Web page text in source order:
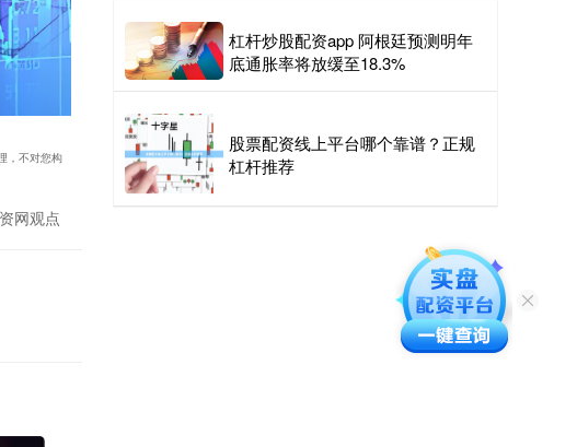
，不对您构
网观点
杠杆炒股配资app 阿根廷预测明年
底通胀率将放缓至18.3%
股票配资线上平台哪个靠谱？正规
杠杆推荐